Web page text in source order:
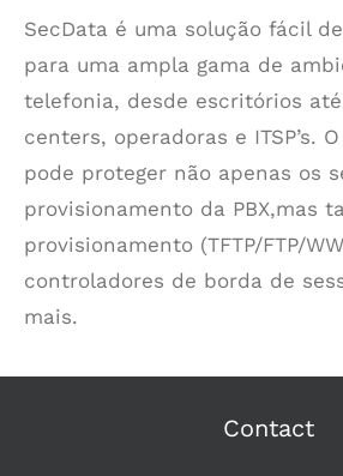
SecData é uma solução fácil
para uma ampla gama de
telefonia, desde escritórios
centers, operadoras e ITSP’s.
pode proteger não apenas os
provisionamento da PBX,mas
provisionamento (TFTP/FTP/
controladores de borda de
mais.
Contact